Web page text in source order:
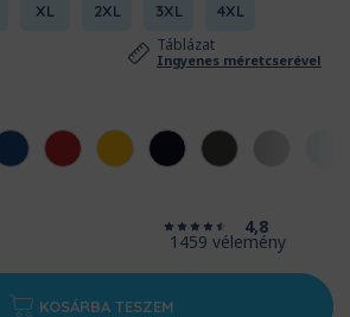
XL 2XL 3XL 4XL
Táblázat
Ingyenes méretcserével
4,8
1459 vélemény
KOSÁRBA TESZEM